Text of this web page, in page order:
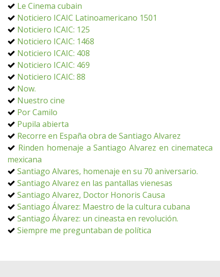
Le Cinema cubain
Noticiero ICAIC Latinoamericano 1501
Noticiero ICAIC: 125
Noticiero ICAIC: 1468
Noticiero ICAIC: 408
Noticiero ICAIC: 469
Noticiero ICAIC: 88
Now.
Nuestro cine
Por Camilo
Pupila abierta
Recorre en España obra de Santiago Alvarez
Rinden homenaje a Santiago Alvarez en cinemateca
mexicana
Santiago Alvares, homenaje en su 70 aniversario.
Santiago Alvarez en las pantallas vienesas
Santiago Alvarez, Doctor Honoris Causa
Santiago Álvarez: Maestro de la cultura cubana
Santiago Álvarez: un cineasta en revolución.
Siempre me preguntaban de política